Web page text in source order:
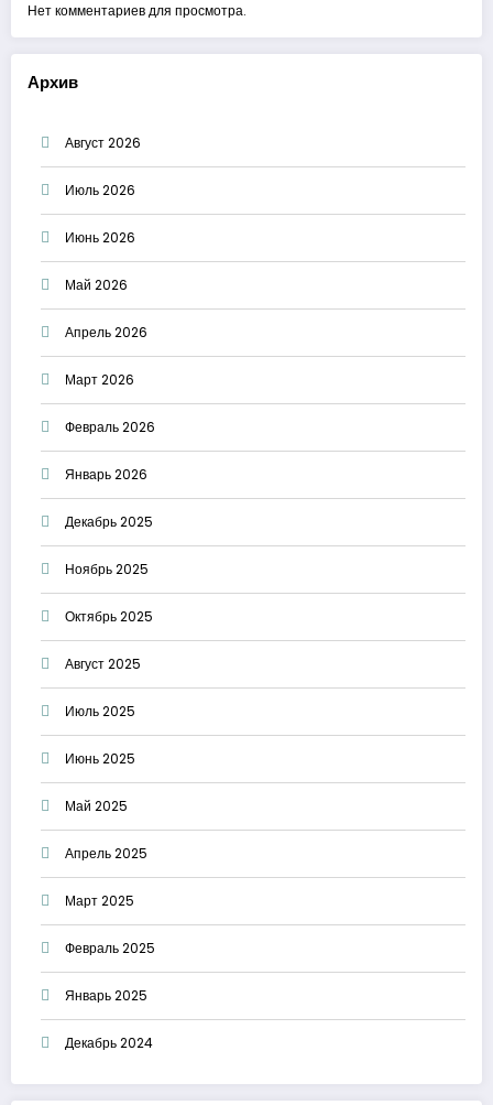
Нет комментариев для просмотра.
Архив
Август 2026
Июль 2026
Июнь 2026
Май 2026
Апрель 2026
Март 2026
Февраль 2026
Январь 2026
Декабрь 2025
Ноябрь 2025
Октябрь 2025
Август 2025
Июль 2025
Июнь 2025
Май 2025
Апрель 2025
Март 2025
Февраль 2025
Январь 2025
Декабрь 2024